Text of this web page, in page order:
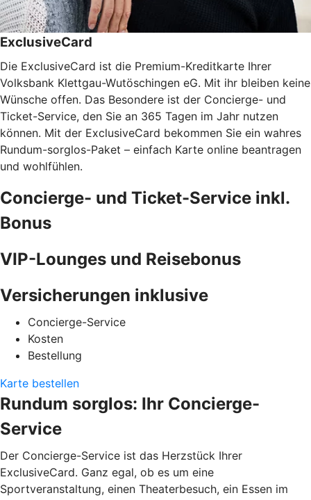
ExclusiveCard
Die ExclusiveCard ist die Premium-Kreditkarte Ihrer
Volksbank Klettgau-Wutöschingen eG. Mit ihr bleiben keine
Wünsche offen. Das Besondere ist der Concierge- und
Ticket-Service, den Sie an 365 Tagen im Jahr nutzen
können. Mit der ExclusiveCard bekommen Sie ein wahres
Rundum-sorglos-Paket – einfach Karte online beantragen
und wohlfühlen.
Concierge- und Ticket-Service inkl.
Bonus
VIP-Lounges und Reisebonus
Versicherungen inklusive
Concierge-Service
Kosten
Bestellung
Karte bestellen
Rundum sorglos: Ihr Concierge-
Service
Der Concierge-Service ist das Herzstück Ihrer
ExclusiveCard. Ganz egal, ob es um eine
Sportveranstaltung, einen Theaterbesuch, ein Essen im